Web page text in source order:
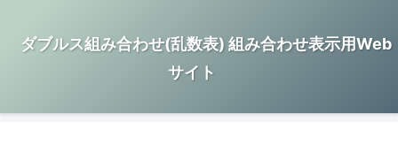
ダブルス組み合わせ(乱数表) 組み合わせ表示用Web
サイト